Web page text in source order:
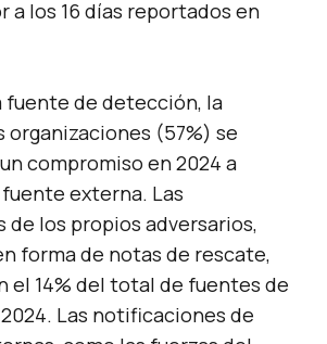
a los 16 días reportados en
fuente de detección, la
organizaciones (57%) se
compromiso en 2024 a
externa. Las
los propios adversarios,
forma de notas de rescate,
el 14% del total de fuentes de
Las notificaciones de